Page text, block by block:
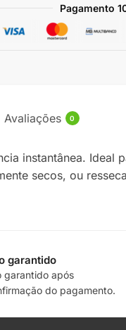
Pagamento
Avaliações 0
instantânea. Ideal
secos, ou
garantido
garantido após
do pagamento.